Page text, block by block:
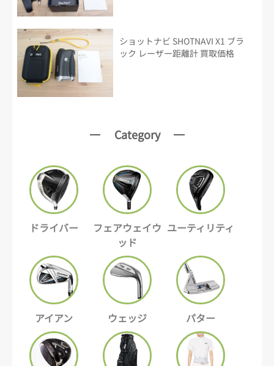
ショットナビ SHOTNAVI X1 ブラ
ック レーザー距離計 買取価格
Category
ドライバー
フェアウェイウ
ッド
ユーティリティ
アイアン ウェッジ パター